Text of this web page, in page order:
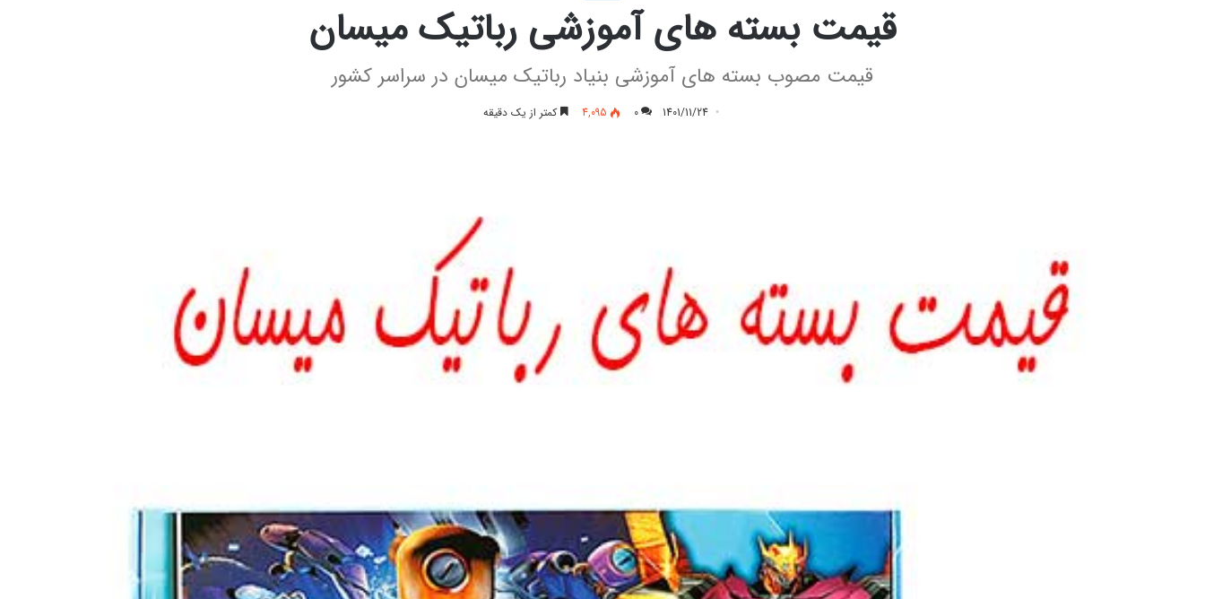
قیمت بسته های آموزشی رباتیک میسان
قیمت مصوب بسته های آموزشی بنیاد رباتیک میسان در سراسر کشور
1401/11/24
0
4,095 کمتر از یک دقیقه